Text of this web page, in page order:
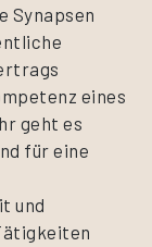
Synapsen
eines
geht es
für eine
und